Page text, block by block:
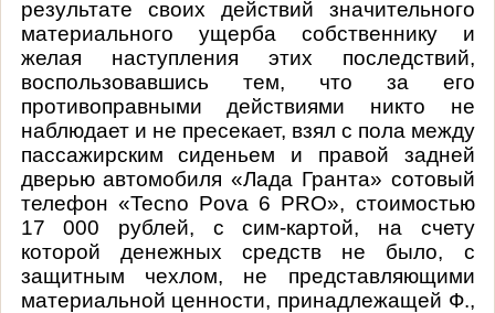
результате своих действий значительного
материального ущерба собственнику и
желая наступления этих последствий,
воспользовавшись тем, что за его
противоправными действиями никто не
наблюдает и не пресекает, взял с пола между
пассажирским сиденьем и правой задней
дверью автомобиля «Лада Гранта» сотовый
телефон «Tecno Pova 6 PRO», стоимостью
17 000 рублей, с сим-картой, на счету
которой денежных средств не было, с
защитным чехлом, не представляющими
материальной ценности, принадлежащей Ф.,